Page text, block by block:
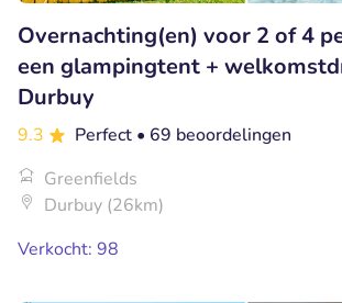
Overnachting(en) voor 2 of 4
een glampingtent +
Durbuy
9.3 Perfect • 69 beoordelingen
Greenfields
Durbuy (26km)
Verkocht: 98